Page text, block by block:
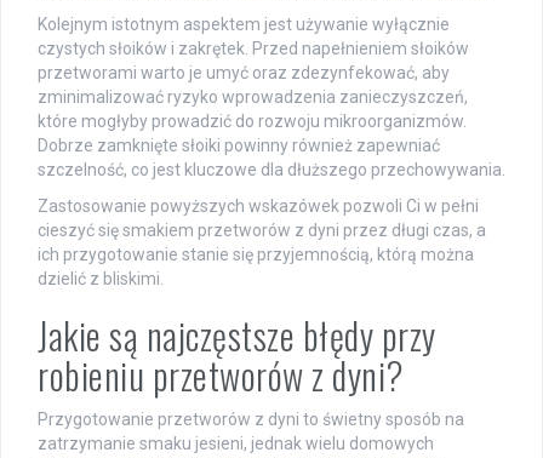
Kolejnym istotnym aspektem jest używanie wyłącznie
czystych słoików i zakrętek. Przed napełnieniem słoików
przetworami warto je umyć oraz zdezynfekować, aby
zminimalizować ryzyko wprowadzenia zanieczyszczeń,
które mogłyby prowadzić do rozwoju mikroorganizmów.
Dobrze zamknięte słoiki powinny również zapewniać
szczelność, co jest kluczowe dla dłuższego przechowywania.
Zastosowanie powyższych wskazówek pozwoli Ci w pełni
cieszyć się smakiem przetworów z dyni przez długi czas, a
ich przygotowanie stanie się przyjemnością, którą można
dzielić z bliskimi.
Jakie są najczęstsze błędy przy
robieniu przetworów z dyni?
Przygotowanie przetworów z dyni to świetny sposób na
zatrzymanie smaku jesieni, jednak wielu domowych